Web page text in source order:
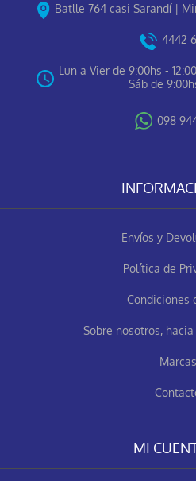
Batlle 764 casi Sarandí |
4442
Lun a Vier de 9:00hs -
Sáb de
098
Envíos y
Política de
Condiciones
Sobre nosotros, hacia
Marcas
MI